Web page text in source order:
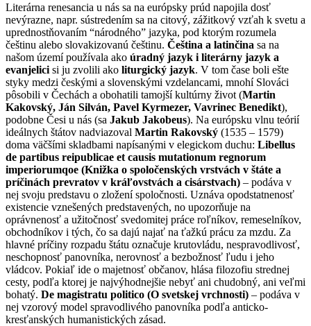
Literárna renesancia u nás sa na európsky prúd napojila dosť
nevýrazne, napr. sústredením sa na citový, zážitkový vzťah k svetu a
uprednostňovaním “národného” jazyka, pod ktorým rozumela
češtinu alebo slovakizovanú češtinu. Čeština a latinčina sa na
našom území používala ako úradný jazyk i literárny jazyk a
evanjelici si ju zvolili ako liturgický jazyk. V tom čase boli ešte
styky medzi českými a slovenskými vzdelancami, mnohí Slováci
pôsobili v Čechách a obohatili tamojší kultúrny život (Martin
Kakovský, Ján Silván, Pavel Kyrmezer, Vavrinec Benedikt),
podobne Česi u nás (sa Jakub Jakobeus). Na európsku vlnu teórií
ideálnych štátov nadviazoval Martin Rakovský (1535 – 1579)
doma väčšími skladbami napísanými v elegickom duchu: Libellus
de partibus reipublicae et causis mutationum regnorum
imperiorumqoe (Knižka o spoločenských vrstvách v štáte a
príčinách prevratov v kráľovstvách a cisárstvach) – podáva v
nej svoju predstavu o zložení spoločnosti. Uznáva opodstatnenosť
existencie vznešených predstavených, no upozorňuje na
oprávnenosť a užitočnosť svedomitej práce roľníkov, remeselníkov,
obchodníkov i tých, čo sa dajú najať na ťažkú prácu za mzdu. Za
hlavné príčiny rozpadu štátu označuje krutovládu, nespravodlivosť,
neschopnosť panovníka, nerovnosť a bezbožnosť ľudu i jeho
vládcov. Pokiaľ ide o majetnosť občanov, hlása filozofiu strednej
cesty, podľa ktorej je najvýhodnejšie nebyť ani chudobný, ani veľmi
bohatý. De magistratu politico (O svetskej vrchnosti) – podáva v
nej vzorový model spravodlivého panovníka podľa anticko-
kresťanských humanistických zásad.